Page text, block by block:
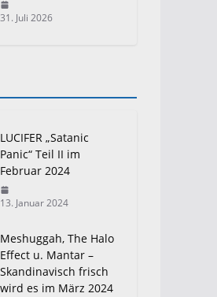
31. Juli 2026
LUCIFER „Satanic
Panic“ Teil II im
Februar 2024
13. Januar 2024
Meshuggah, The Halo
Effect u. Mantar –
Skandinavisch frisch
wird es im März 2024